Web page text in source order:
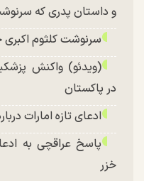
و داستان پدری که
سرنوشت کلثوم
(ویدئو) واکنش
در پاکستان
ادعای تازه امارات
خزر